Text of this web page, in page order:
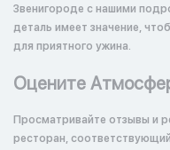
Звенигороде с нашими
деталь имеет значение,
для приятного ужина.
Оцените
Просматривайте отзывы и
ресторан,